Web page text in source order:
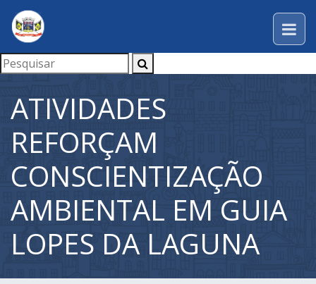
ATIVIDADES
REFORÇAM
CONSCIENTIZAÇÃO
AMBIENTAL EM GUIA
LOPES DA LAGUNA